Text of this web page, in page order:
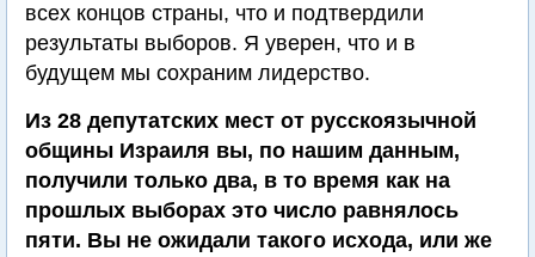
всех концов страны, что и подтвердили
результаты выборов. Я уверен, что и в
будущем мы сохраним лидерство.
Из 28 депутатских мест от русскоязычной
общины Израиля вы, по нашим данным,
получили только два, в то время как на
прошлых выборах это число равнялось
пяти. Вы не ожидали такого исхода, или же